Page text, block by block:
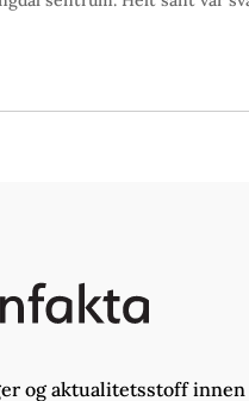
og aktualitetsstoff innen